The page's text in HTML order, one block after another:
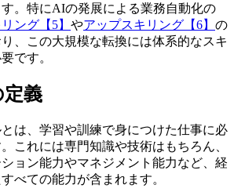
。特にAIの発展による業務自動化の
ング【5】 やアップスキリング【6】 の
、この大規模な転換には体系的なスキ
です。
定義
は、学習や訓練で身につけた仕事に必
これには専門知識や技術はもちろん、
ョン能力やマネジメント能力など、経
べての能力が含まれます。